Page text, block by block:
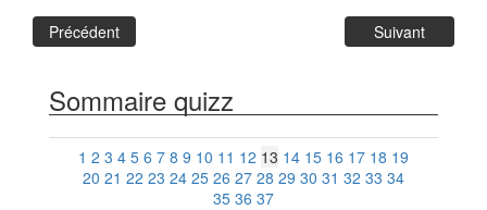
Précédent Suivant
Sommaire quizz
1 2 3 4 5 6 7 8 9 10 11 12 13 14 15 16 17 18 19
20 21 22 23 24 25 26 27 28 29 30 31 32 33 34
35 36 37